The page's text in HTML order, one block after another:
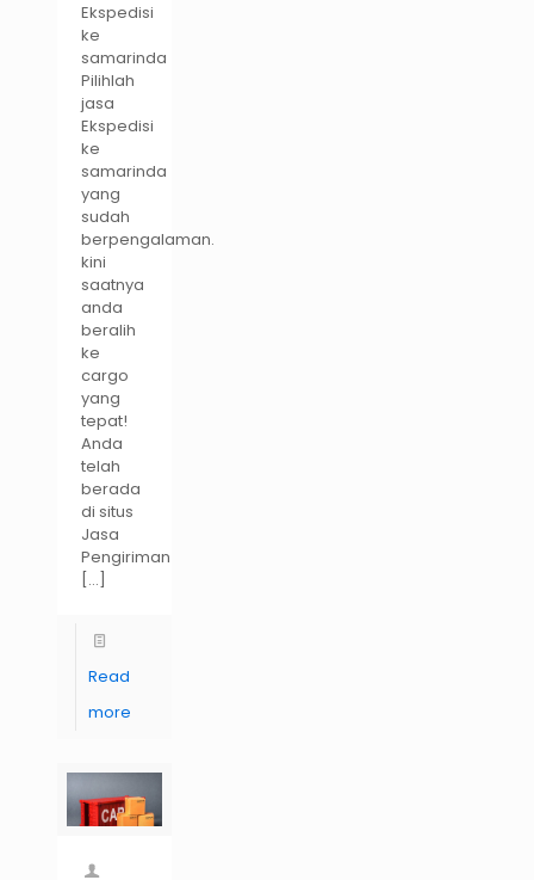
Ekspedisi
ke
samarinda
Pilihlah
jasa
Ekspedisi
ke
samarinda
yang
sudah
berpengalaman.
kini
saatnya
anda
beralih
ke
cargo
yang
tepat!
Anda
telah
berada
di situs
Jasa
Pengiriman
[…]
Read
more